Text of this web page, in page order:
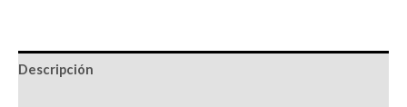
Descripción